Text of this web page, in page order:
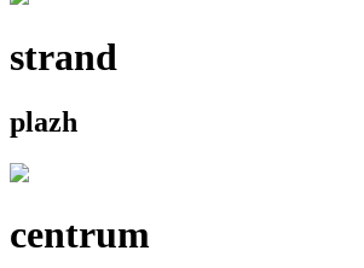
strand
plazh
centrum